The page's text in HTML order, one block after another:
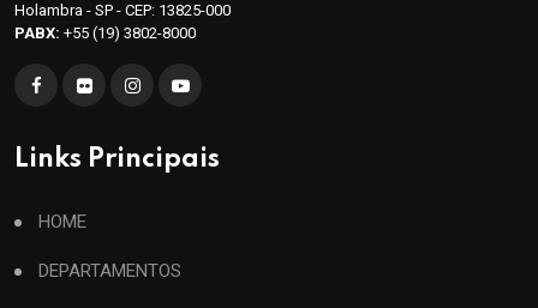
Holambra - SP - CEP: 13825-000
PABX: +55 (19) 3802-8000
Links Principais
HOME
DEPARTAMENTOS